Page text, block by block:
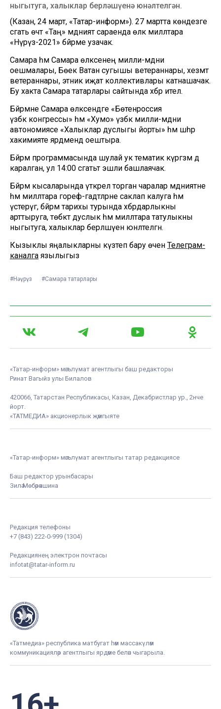
ныгытуга, халыклар берләшүенә юнәлтелгән.
(Казан, 24 март, «Татар-информ»). 27 мартта көндезге
сәгать өчтә «Таң» мәдәният сараенда өлкә милләтара
«Нәүрүз-2021» бәйрәме узачак.
Самара һәм Самара өлкәсенең милли-мәдәни
оешмалары, Бөек Ватан сугышы ветераннары, хезмәт
ветераннары, этник иҗат коллективлары катнашачак.
Бу хакта Самара татарлары сайтында хәбәр ителә.
Бәйрәмне Самара өлкәсендәге «Бөтенроссия
үзбәк конгрессы» һәм «Хумо» үзбәк милли-мәдәни
автономиясе «Халыклар дуслыгы йорты» һәм шәһәр
хакимияте ярдәмендә оештыра.
Бәйрәм программасында шулай ук тематик күргәзмә дә
каралган, ул 14:00 сәгатьтә эшли башлаячак.
Бәйрәм кысаларында үткәрелә торган чаралар мәдәниятне
һәм милләтара гореф-гадәтләрне саклап калуга һәм
үстерүгә, бәйрәм тарихы турында хәбәрдарлыкны
арттыруга, төбәктә дуслык һәм милләтара татулыкны
ныгытуга, халыклар берләшүенә юнәлтелгән.
Кызыклы яңалыкларны күзәтеп бару өчен Телеграм-
каналга язылыгыз
#Нәүрүз #Самара татарлары
«Татар-информ» мәгълүмат агентлыгы баш редакторы
Ринат Вагыйз улы Билалов
420066, Татарстан Республикасы, Казан, Декабристлар ур., 2нче
йорт.
«ТАТМЕДИА» акционерлык җәмгыяте
«Татар-информ» мәгълүмат агентлыгы татар редакциясе
Баш редактор урынбасары
Зилә Мөбәрәкшина
Редакция телефоны
+7 (843) 222-0-999 (1304)
Редакциянең электрон почтасы
infotat@tatar-inform.ru
«Татмедиа» республика матбугат һәм массакүләм
коммуникацияләр агентлыгы ярдәме белән чыгарыла.